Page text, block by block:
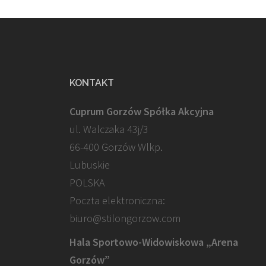
KONTAKT
Cuprum Gorzów Spółka Akcyjna
ul. Walczaka 43j/3
66-400 Gorzów Wlkp.
Lubuskie
POLSKA
Poczta elektroniczna:
biuro@stilongorzow.com
Hala Sportowo-Widowiskowa „Arena
Gorzów”